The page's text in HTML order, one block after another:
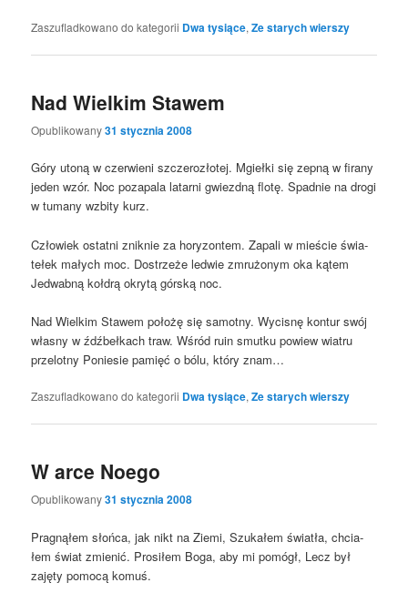
Zaszufladkowano do kategorii Dwa tysiące,Ze starych wierszy
Nad Wielkim Stawem
Opublikowany31 stycznia 2008
Góry uto­ną w czer­wie­ni szcze­ro­zło­tej. Mgieł­ki się zepną w fira­ny
jeden wzór. Noc poza­pa­la latar­ni gwiezd­ną flo­tę. Spad­nie na dro­gi
w tuma­ny wzbi­ty kurz.
Czło­wiek ostat­ni znik­nie za hory­zon­tem. Zapa­li w mie­ście świa­
te­łek małych moc. Dostrze­że led­wie zmru­żo­nym oka kątem
Jedwab­ną koł­drą okry­tą gór­ską noc.
Nad Wiel­kim Sta­wem poło­żę się samot­ny. Wyci­snę kon­tur swój
wła­sny w źdźbeł­kach traw. Wśród ruin smut­ku powiew wia­tru
prze­lot­ny Ponie­sie pamięć o bólu, któ­ry znam…
Zaszufladkowano do kategorii Dwa tysiące,Ze starych wierszy
W arce Noego
Opublikowany31 stycznia 2008
Pra­gną­łem słoń­ca, jak nikt na Zie­mi, Szu­ka­łem świa­tła, chcia­
łem świat zmie­nić. Pro­si­łem Boga, aby mi pomógł, Lecz był
zaję­ty pomo­cą komuś.